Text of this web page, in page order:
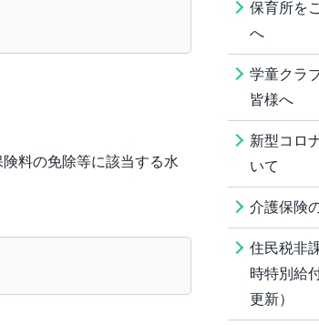
料の免除等に該当する水
保育所を
へ
学童クラ
皆様へ
新型コロ
いて
介護保険
住民税非
時特別給
更新）